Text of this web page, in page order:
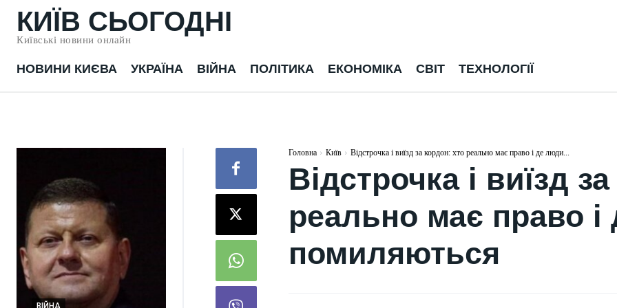
КИЇВ СЬОГОДНІ
Київські новини онлайн
НОВИНИ КИЄВА УКРАЇНА ВІЙНА ПОЛІТИКА ЕКОНОМІКА СВІТ ТЕХНОЛОГІЇ
ВІЙНА
Головна Київ Відстрочка і виїзд за кордон: хто реально має право і де люди...
Відстрочка і виїзд
реально має право
помиляються